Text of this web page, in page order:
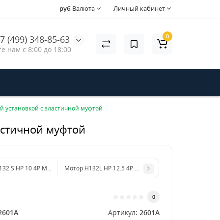
Личный кабинет
руб Валюта
(499) 348-85-63
нам с 8:00 до 18:00
0
установкой с эластичной муфтой
муфтой
S HP 10 4P MA AC KW 7.5 4PМотор H132L HP 12.5 4P MA AC KW 9,2
0
Артикул: 2601A